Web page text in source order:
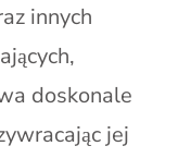
innych
doskonale
jej